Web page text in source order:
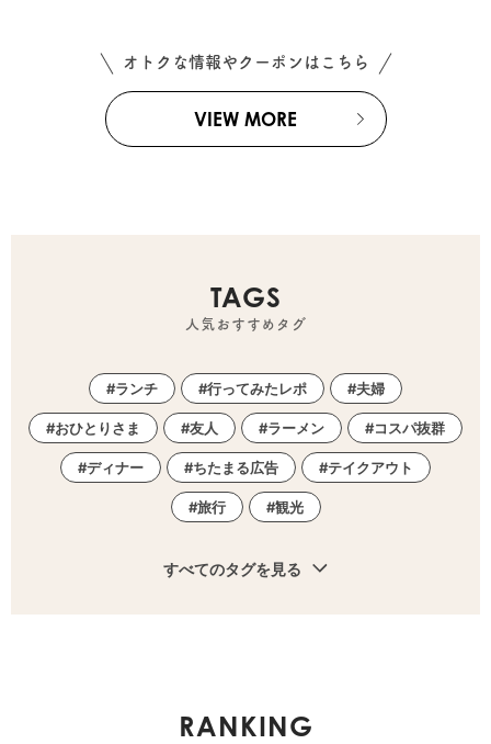
オトクな情報やクーポンはこちら
VIEW MORE
TAGS
人気おすすめタグ
ランチ 行ってみたレポ 夫婦
おひとりさま 友人 ラーメン コスパ抜群
ディナー ちたまる広告 テイクアウト
旅行 観光
すべてのタグを見る
RANKING